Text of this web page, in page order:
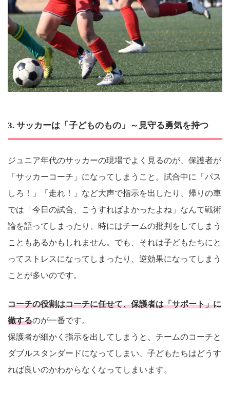
3. サッカーは「子どものもの」～見守る勇気を持つ
ジュニア年代のサッカーの現場でよく見るのが、保護者が
「サッカーコーチ」になってしまうこと。試合中に「パス
しろ！」「走れ！」など大声で指示を出したり、帰りの車
では「今日の試合、こうすればよかったよね」なんて戦術
論を語ってしまったり、時にはチームの批判をしてしまう
こともあるかもしれません。でも、それは子どもたちにと
ってストレスになってしまったり、逆効果になってしまう
ことが多いのです。
コーチの役割はコーチに任せて、保護者は「サポート」に
徹するのが一番です。
保護者が細かく指示を出してしまうと、チームのコーチと
ダブルスタンダードになってしまい、子どもたちはどうす
れば良いのかわからなくなってしまいます。